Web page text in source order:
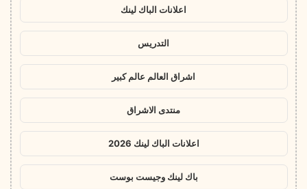
اعلانات الباك لينك
التدريس
اشراق العالم عالم كبير
منتدى الاشراق
اعلانات الباك لينك 2026
باك لينك وجيست بوست